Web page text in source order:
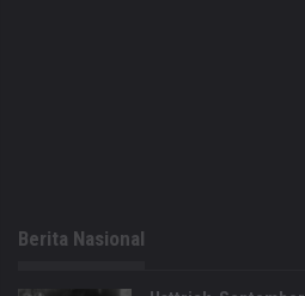
Berita Nasional